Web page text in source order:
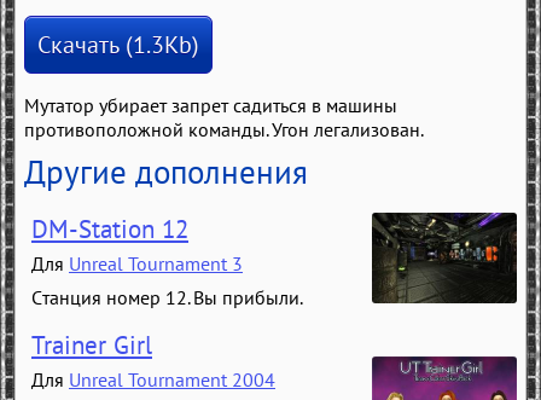
Скачать (1.3Kb)
Мутатор убирает запрет садиться в машины
противоположной команды. Угон легализован.
Другие дополнения
DM-Station 12
Для Unreal Tournament 3
Станция номер 12. Вы прибыли.
Trainer Girl
Для Unreal Tournament 2004